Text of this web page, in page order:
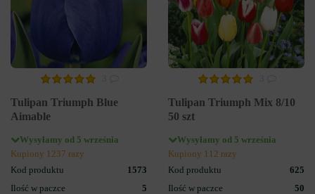
Tulipan Triumph Blue
Aimable
Wysyłamy od 5 września
Kupiony 1237 razy
Kod produktu
1573
Ilość w paczce
5
Tulipan Triumph Mix 8/10
50 szt
Wysyłamy od 5 września
Kupiony 112 razy
Kod produktu
625
Ilość w paczce
50